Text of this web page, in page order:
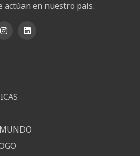
actúan en nuestro país.